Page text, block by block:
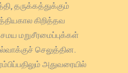
தருக்கத்துக்கும்
கிறித்தவ
மறுசீரமைப்புக்கள்
செலுத்தின.
அதுவரையில்